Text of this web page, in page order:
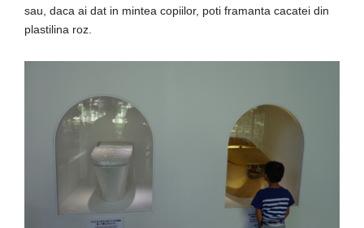
sau, daca ai dat in mintea copiilor, poti framanta cacatei din
plastilina roz.